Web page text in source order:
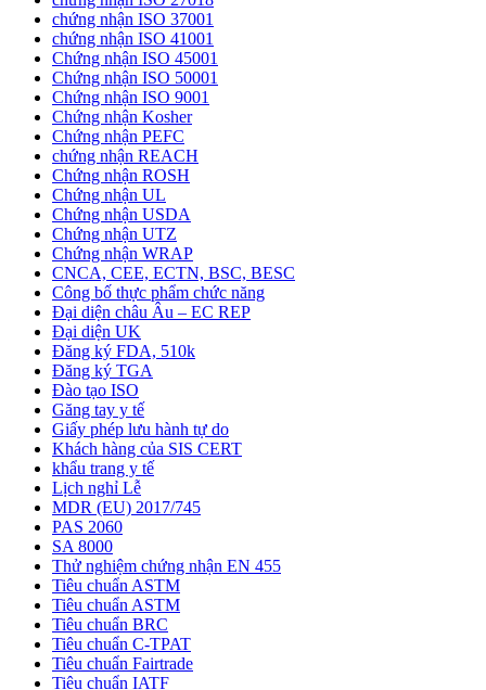
chứng nhận ISO 37001
chứng nhận ISO 41001
Chứng nhận ISO 45001
Chứng nhận ISO 50001
Chứng nhận ISO 9001
Chứng nhận Kosher
Chứng nhận PEFC
chứng nhận REACH
Chứng nhận ROSH
Chứng nhận UL
Chứng nhận USDA
Chứng nhận UTZ
Chứng nhận WRAP
CNCA, CEE, ECTN, BSC, BESC
Công bố thực phẩm chức năng
Đại diện châu Âu – EC REP
Đại diện UK
Đăng ký FDA, 510k
Đăng ký TGA
Đào tạo ISO
Găng tay y tế
Giấy phép lưu hành tự do
Khách hàng của SIS CERT
khẩu trang y tế
Lịch nghỉ Lễ
MDR (EU) 2017/745
PAS 2060
SA 8000
Thử nghiệm chứng nhận EN 455
Tiêu chuẩn ASTM
Tiêu chuẩn ASTM
Tiêu chuẩn BRC
Tiêu chuẩn C-TPAT
Tiêu chuẩn Fairtrade
Tiêu chuẩn IATF